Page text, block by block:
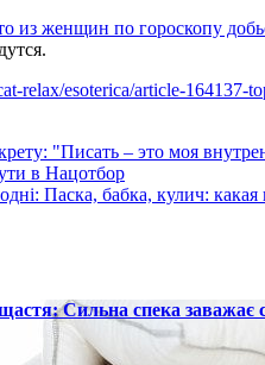
из женщин по гороскопу
relax/esoterica/article-164137-
"Писать – это моя
в Нацотбор
Паска, бабка, кулич:
Сильна спека